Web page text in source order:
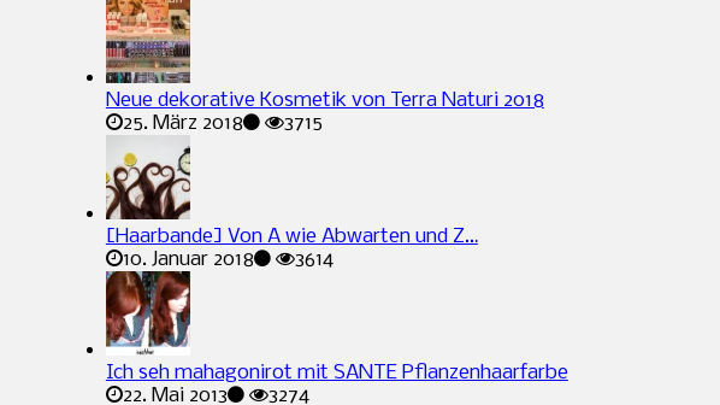
Neue dekorative Kosmetik von Terra Naturi 2018
25. März 2018
3715
[Haarbande] Von A wie Abwarten und Z…
10. Januar 2018
3614
Ich seh mahagonirot mit SANTE Pflanzenhaarfarbe
22. Mai 2013
3274